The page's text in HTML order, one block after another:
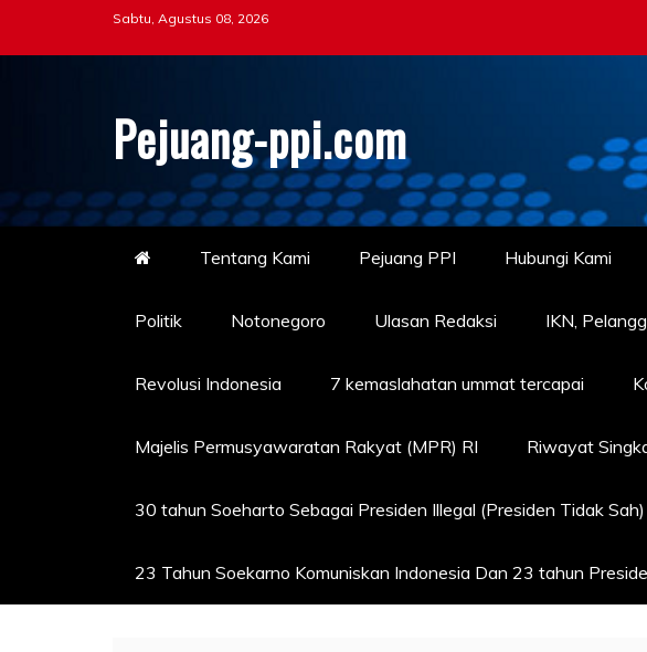
Sabtu, Agustus 08, 2026
Pejuang-ppi.com
Tentang Kami Pejuang PPI Hubungi Kami
Politik Notonegoro Ulasan Redaksi IKN,
Revolusi Indonesia 7 kemaslahatan ummat tercapai
Majelis Permusyawaratan Rakyat (MPR) RI Riwayat
30 tahun Soeharto Sebagai Presiden Illegal (Presiden Tidak Sah)
23 Tahun Soekarno Komuniskan Indonesia Dan 23 tahun